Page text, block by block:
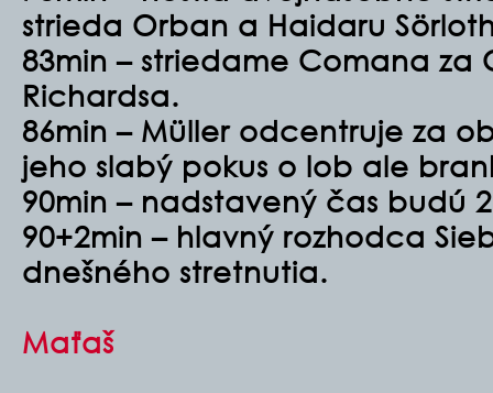
strieda Orban a Haidaru
83min – striedame Comana za
Richardsa.
86min – Müller odcentruje za
jeho slabý pokus o lob ale
90min – nadstavený čas budú
90+2min – hlavný rozhodca
dnešného stretnutia.
Maťaš